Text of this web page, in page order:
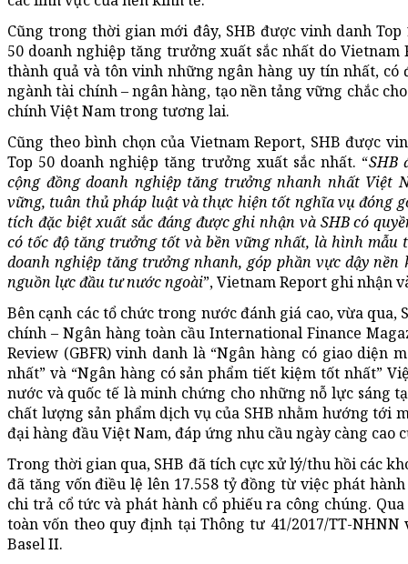
Cũng trong thời gian mới đây, SHB được vinh danh
50 doanh nghiệp tăng trưởng xuất sắc nhất do
thành quả và tôn vinh những ngân hàng uy tín nhất,
ngành tài chính – ngân hàng, tạo nền tảng vững chắc
chính Việt Nam trong tương lai.
Cũng theo bình chọn của Vietnam Report, SHB được
Top 50 doanh nghiệp tăng trưởng xuất sắc nhất. “SHB
cộng đồng doanh nghiệp tăng trưởng nhanh nhất Việt
vững, tuân thủ pháp luật và thực hiện tốt nghĩa vụ đóng
tích đặc biệt xuất sắc đáng được ghi nhận và SHB có
có tốc độ tăng trưởng tốt và bền vững nhất, là hình mẫu
doanh nghiệp tăng trưởng nhanh, góp phần vực dậy
nguồn lực đầu tư nước ngoài”, Vietnam Report ghi nhận
Bên cạnh các tổ chức trong nước đánh giá cao, vừa
chính – Ngân hàng toàn cầu International Finance
Review (GBFR) vinh danh là “Ngân hàng có giao
nhất” và “Ngân hàng có sản phẩm tiết kiệm tốt nhất”
nước và quốc tế là minh chứng cho những nỗ lực sáng
chất lượng sản phẩm dịch vụ của SHB nhằm hướng tới
đại hàng đầu Việt Nam, đáp ứng nhu cầu ngày càng cao
Trong thời gian qua, SHB đã tích cực xử lý/thu hồi các
đã tăng vốn điều lệ lên 17.558 tỷ đồng từ việc phát
chi trả cổ tức và phát hành cổ phiếu ra công chúng.
toàn vốn theo quy định tại Thông tư 41/2017/TT-
Basel II.